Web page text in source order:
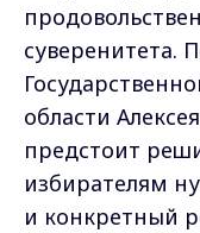
суверенитета.
области
предстоит
избирателям
и конкретный